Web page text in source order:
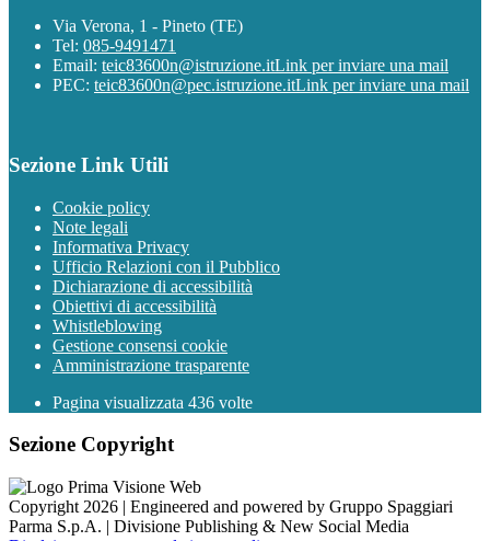
Via Verona, 1 - Pineto (TE)
Tel: 085-9491471
Email: teic83600n@istruzione.itLink per inviare una mail
PEC: teic83600n@pec.istruzione.itLink per inviare una mail
Sezione Link Utili
Cookie policy
Note legali
Informativa Privacy
Ufficio Relazioni con il Pubblico
Dichiarazione di accessibilità
Obiettivi di accessibilità
Whistleblowing
Gestione consensi cookie
Amministrazione trasparente
Pagina visualizzata 436 volte
Sezione Copyright
Copyright 2026 | Engineered and powered by Gruppo Spaggiari
Parma S.p.A. | Divisione Publishing & New Social Media